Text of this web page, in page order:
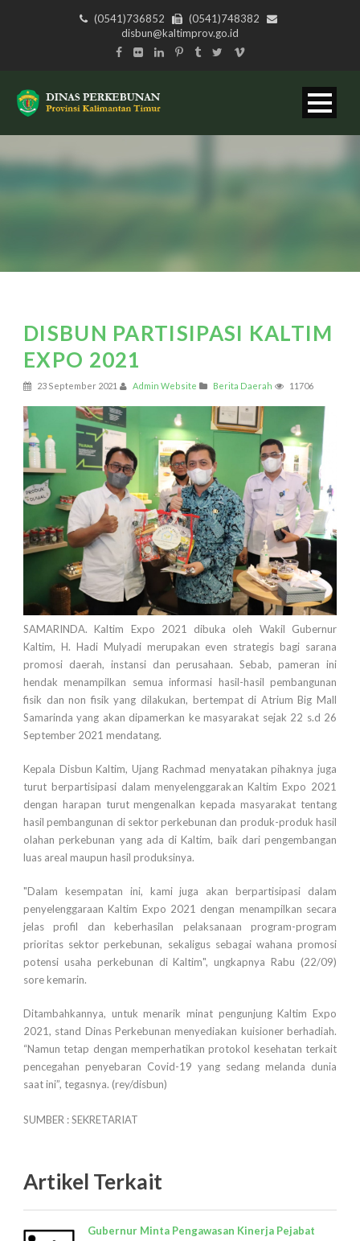
(0541)736852
(0541)748382
disbun@kaltimprov.go.id
DISBUN PARTISIPASI KALTIM
EXPO 2021
23 September 2021 Admin Website Berita Daerah 11706
SAMARINDA. Kaltim Expo 2021 dibuka oleh Wakil Gubernur
Kaltim, H. Hadi Mulyadi merupakan even strategis bagi sarana
promosi daerah, instansi dan perusahaan. Sebab, pameran ini
hendak menampilkan semua informasi hasil-hasil pembangunan
fisik dan non fisik yang dilakukan, bertempat di Atrium Big Mall
Samarinda yang akan dipamerkan ke masyarakat sejak 22 s.d 26
September 2021 mendatang.
Kepala Disbun Kaltim, Ujang Rachmad menyatakan pihaknya juga
turut berpartisipasi dalam menyelenggarakan Kaltim Expo 2021
dengan harapan turut mengenalkan kepada masyarakat tentang
hasil pembangunan di sektor perkebunan dan produk-produk hasil
olahan perkebunan yang ada di Kaltim, baik dari pengembangan
luas areal maupun hasil produksinya.
"Dalam kesempatan ini, kami juga akan berpartisipasi dalam
penyelenggaraan Kaltim Expo 2021 dengan menampilkan secara
jelas profil dan keberhasilan pelaksanaan program-program
prioritas sektor perkebunan, sekaligus sebagai wahana promosi
potensi usaha perkebunan di Kaltim", ungkapnya Rabu (22/09)
sore kemarin.
Ditambahkannya, untuk menarik minat pengunjung Kaltim Expo
2021, stand Dinas Perkebunan menyediakan kuisioner berhadiah.
“Namun tetap dengan memperhatikan protokol kesehatan terkait
pencegahan penyebaran Covid-19 yang sedang melanda dunia
saat ini”, tegasnya. (rey/disbun)
SUMBER : SEKRETARIAT
Artikel Terkait
Gubernur Minta Pengawasan Kinerja Pejabat